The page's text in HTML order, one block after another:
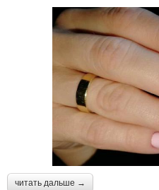
читать дальше →